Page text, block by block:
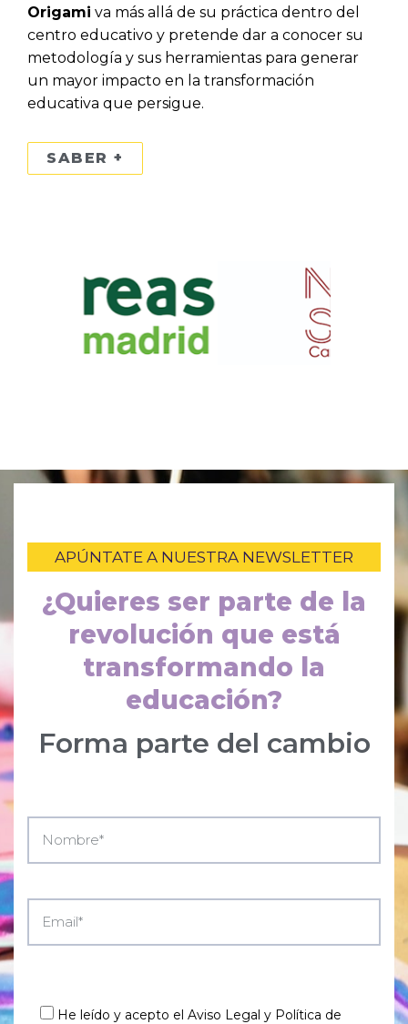
Origami va más allá de su práctica dentro del
centro educativo y pretende dar a conocer su
metodología y sus herramientas para generar
un mayor impacto en la transformación
educativa que persigue.
SABER +
APÚNTATE A NUESTRA NEWSLETTER
¿Quieres ser parte de la
revolución que está
transformando la
educación?
Forma parte del cambio
He leído y acepto el Aviso Legal y Política de